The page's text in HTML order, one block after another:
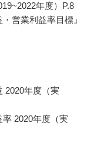
年度） P.8
営業利益率目標』
2020年度（実
率 2020年度（実